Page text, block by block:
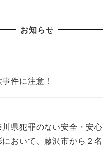
お知らせ
件に注意！
県犯罪のない安全・安
において、藤沢市から２